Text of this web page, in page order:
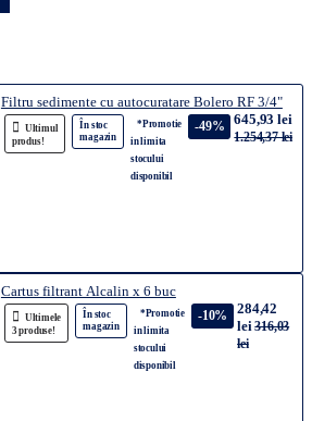
Filtru sedimente cu autocuratare Bolero RF 3/4"
Ultimul
produs!
În stoc
magazin
*Promotie
in limita
stocului
disponibil
-49% 645,93 lei
1.254,37 lei
Cartus filtrant Alcalin x 6 buc
Ultimele
3 produse!
În stoc
magazin
*Promotie
in limita
stocului
disponibil
-10%
284,42
lei 316,03
lei